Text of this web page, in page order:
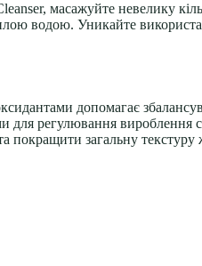
масажуйте невелику
водою. Уникайте
допомагає
регулювання вироблення
загальну текстуру